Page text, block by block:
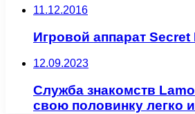
11.12.2016
Игровой аппарат Secret
12.09.2023
Служба знакомств
свою половинку легко